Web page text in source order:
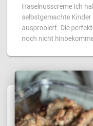
Haselnusscreme Ich
selbstgemachte Kinder
ausprobiert. Die
noch nicht